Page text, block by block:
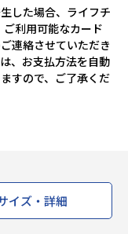
した場合、ライフチ
ご利用可能なカード
連絡させていただき
、お支払方法を自動
すので、ご了承くだ
イズ・詳細